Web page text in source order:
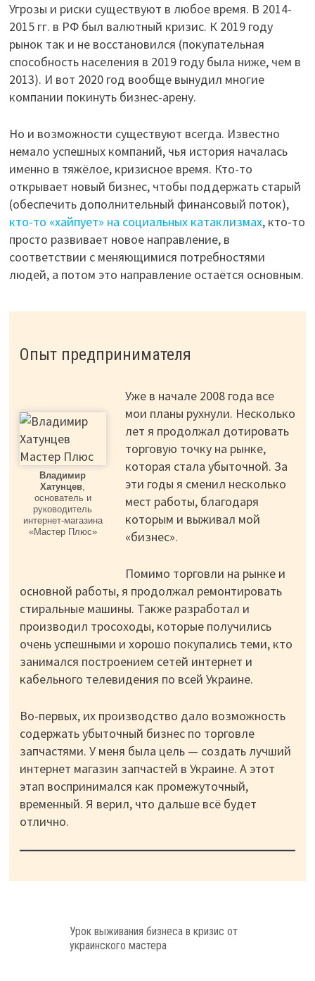
Угрозы и риски существуют в любое время. В 2014-
2015 гг. в РФ был валютный кризис. К 2019 году
рынок так и не восстановился (покупательная
способность населения в 2019 году была ниже, чем в
2013). И вот 2020 год вообще вынудил многие
компании покинуть бизнес-арену.
Но и возможности существуют всегда. Известно
немало успешных компаний, чья история началась
именно в тяжёлое, кризисное время. Кто-то
открывает новый бизнес, чтобы поддержать старый
(обеспечить дополнительный финансовый поток),
кто-то «хайпует» на социальных катаклизмах, кто-то
просто развивает новое направление, в
соответствии с меняющимися потребностями
людей, а потом это направление остаётся основным.
Опыт предпринимателя
Владимир
Хатунцев
основатель и
руководитель
интернет-магазина
«Мастер Плюс»
Уже в начале 2008 года все
мои планы рухнули. Несколько
лет я продолжал дотировать
торговую точку на рынке,
которая стала убыточной. За
эти годы я сменил несколько
мест работы, благодаря
которым и выживал мой
«бизнес».
Помимо торговли на рынке и
основной работы, я продолжал ремонтировать
стиральные машины. Также разработал и
производил тросоходы, которые получились
очень успешными и хорошо покупались теми, кто
занимался построением сетей интернет и
кабельного телевидения по всей Украине.
Во-первых, их производство дало возможность
содержать убыточный бизнес по торговле
запчастями. У меня была цель — создать лучший
интернет магазин запчастей в Украине. А этот
этап воспринимался как промежуточный,
временный. Я верил, что дальше всё будет
отлично.
Урок выживания бизнеса в кризис от
украинского мастера